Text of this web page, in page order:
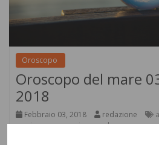
Oroscopo
Oroscopo del mare
2018
Febbraio 03, 2018 redazione
crociera,msc crociere,onde,oroscopo,